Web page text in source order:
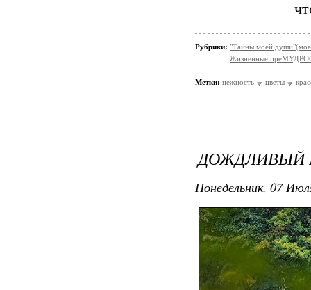
Рубрики: "Тайны моей души"(моё
Жизненные
Метки: нежность цветы
ДОЖДЛИВЫЙ
Понедельник, 07